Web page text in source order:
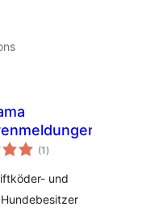
(1 total
ratings
)
und